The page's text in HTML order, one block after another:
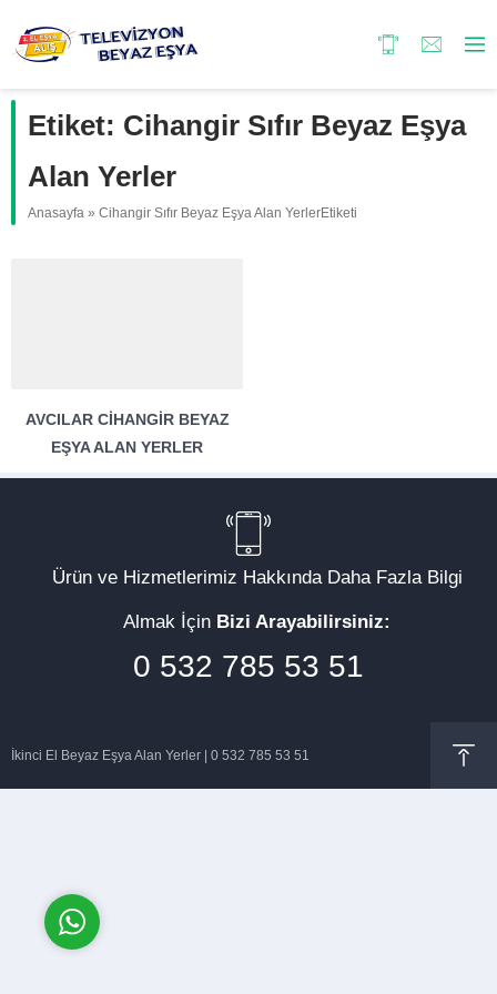
Etiket: Cihangir Sıfır Beyaz Eşya
Alan Yerler
Anasayfa » Cihangir Sıfır Beyaz Eşya Alan YerlerEtiketi
AVCILAR CIHANGIR BEYAZ
EŞYA ALAN YERLER
Ürün ve Hizmetlerimiz Hakkında Daha Fazla Bilgi
Almak İçin Bizi Arayabilirsiniz:
0 532 785 53 51
İkinci El Beyaz Eşya Alan Yerler | 0 532 785 53 51